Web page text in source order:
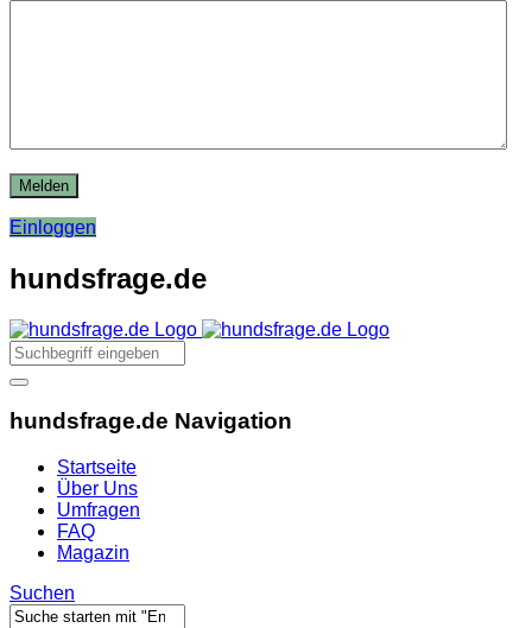
Einloggen
hundsfrage.de
hundsfrage.de Navigation
Startseite
Über Uns
Umfragen
FAQ
Magazin
Suchen